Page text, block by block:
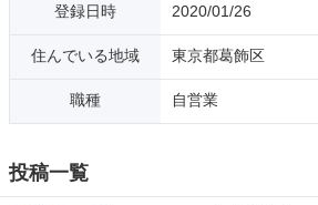
登録日時 2020/01/26
住んでいる地域 東京都葛飾区
職種 自営業
投稿一覧